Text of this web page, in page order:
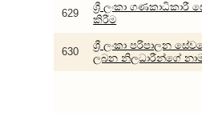
629
ශ්‍රී ලංකා
කිරීම
630
ශ්‍රී ලංකා පරිපාලන
ලබන නිලධාරීන්ගේ